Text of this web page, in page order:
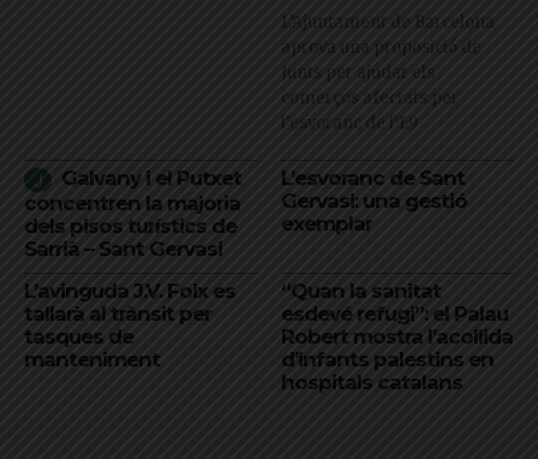
L’Ajuntament de Barcelona
aprova una proposició de
Junts per ajudar els
comerços afectats per
l'esvoranc de l'L9
Galvany i el Putxet
concentren la majoria
dels pisos turístics de
Sarrià – Sant Gervasi
L’esvoranc de Sant
Gervasi: una gestió
exemplar
L’avinguda J.V. Foix es
tallarà al trànsit per
tasques de
manteniment
“Quan la sanitat
esdevé refugi”: el Palau
Robert mostra l’acollida
d’infants palestins en
hospitals catalans